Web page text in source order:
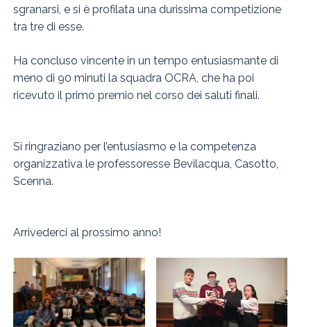
sgranarsi, e si è profilata una durissima competizione
tra tre di esse.
Ha concluso vincente in un tempo entusiasmante di
meno di 90 minuti la squadra OCRA, che ha poi
ricevuto il primo premio nel corso dei saluti finali.
Si ringraziano per l’entusiasmo e la competenza
organizzativa le professoresse Bevilacqua, Casotto,
Scenna.
Arrivederci al prossimo anno!